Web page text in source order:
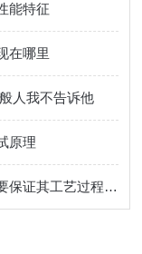
能特征
在哪里
人我不告诉他
原理
使用隐形眼镜折射率测量仪的过程中要保证其工艺过程严格的执行